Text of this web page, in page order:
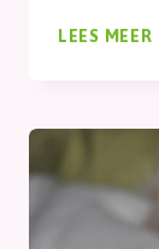
LEES MEER